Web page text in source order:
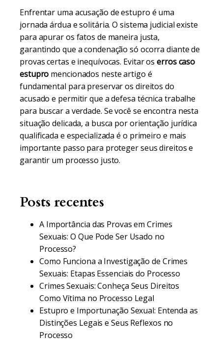
Enfrentar uma acusação de estupro é uma
jornada árdua e solitária. O sistema judicial existe
para apurar os fatos de maneira justa,
garantindo que a condenação só ocorra diante de
provas certas e inequívocas. Evitar oserros caso
estupro mencionados neste artigo é
fundamental para preservar os direitos do
acusado e permitir que a defesa técnica trabalhe
para buscar a verdade. Se você se encontra nesta
situação delicada, a busca por orientação jurídica
qualificada e especializada é o primeiro e mais
importante passo para proteger seus direitos e
garantir um processo justo.
Posts recentes
A Importância das Provas em Crimes
Sexuais: O Que Pode Ser Usado no
Processo?
Como Funciona a Investigação de Crimes
Sexuais: Etapas Essenciais do Processo
Crimes Sexuais: Conheça Seus Direitos
Como Vítima no Processo Legal
Estupro e Importunação Sexual: Entenda as
Distinções Legais e Seus Reflexos no
Processo